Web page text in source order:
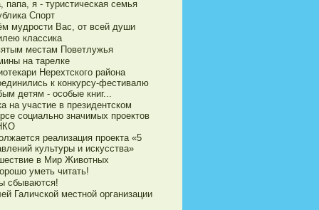
папа, я - туристическая семья
Спорт
мудрости Вас, от всей души
классика
местам Поветлужья
на тарелке
Нерехтского района
к конкурсу-фестивалю
детям - особые книг...
на участие в президентском
социально значимых проектов
реализация проекта «5
культуры и искусства»
в Мир Животных
уметь читать!
сбываются!
Галичской местной организации